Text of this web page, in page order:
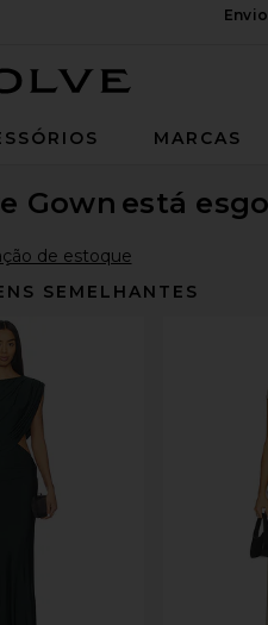
MARCAS
Gown está
de estoque
SEMELHANTES